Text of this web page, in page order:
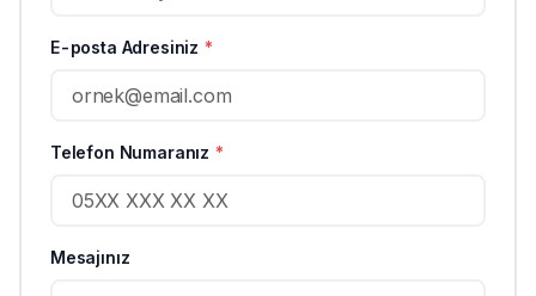
E-posta Adresiniz *
Telefon Numaranız *
Mesajınız